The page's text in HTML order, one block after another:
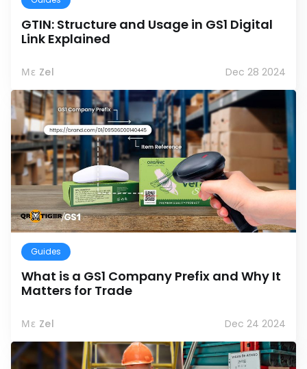
GTIN: Structure and Usage in GS1 Digital
Link Explained
Με Zel Dec 28 2024
Guides
What is a GS1 Company Prefix and Why It
Matters for Trade
Με Zel Dec 24 2024